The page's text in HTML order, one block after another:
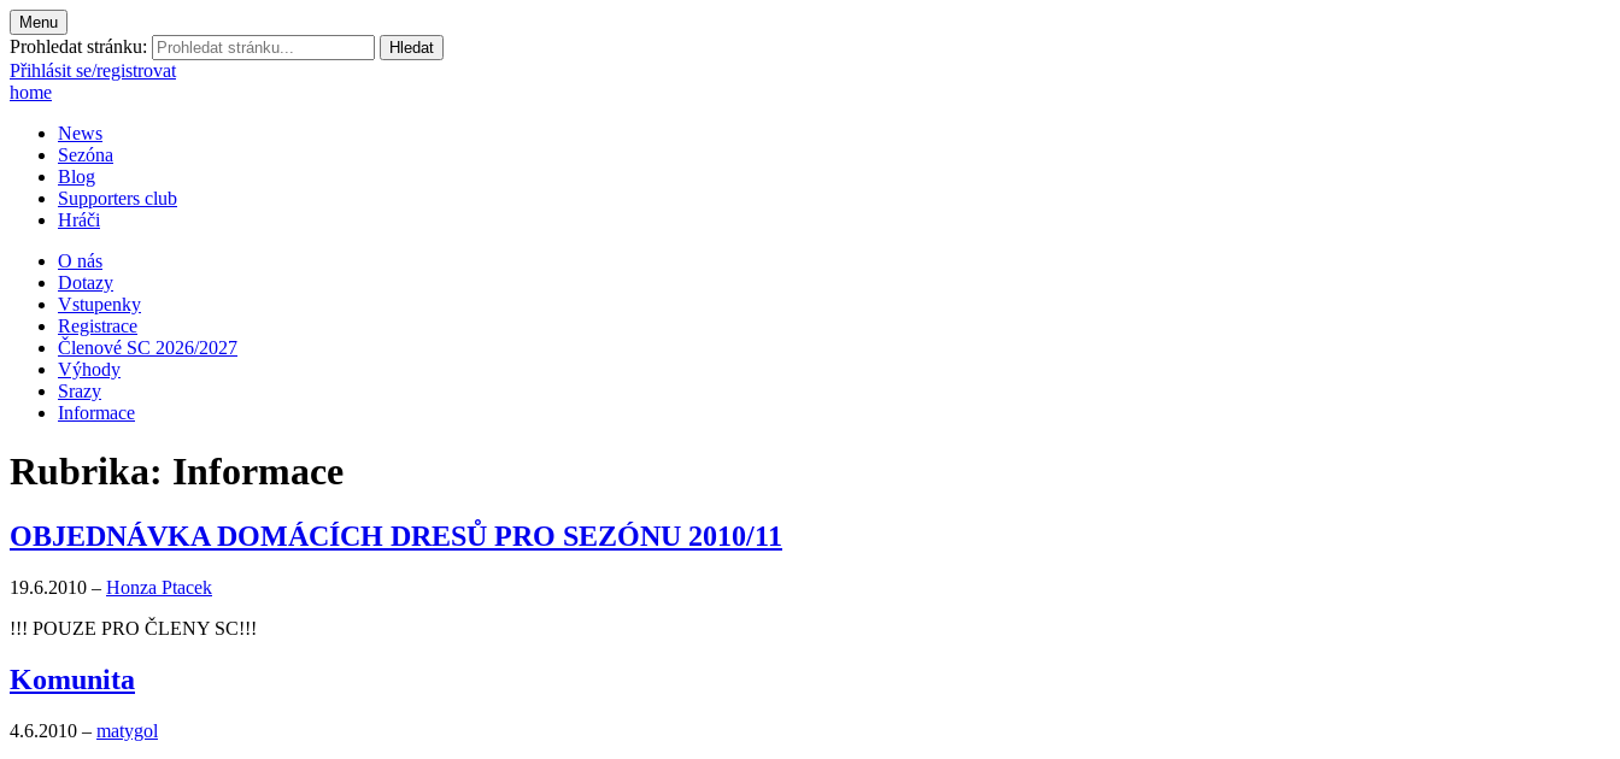
Menu
Prohledat stránku:
Přihlásit se/registrovat
home
News
Sezóna
Blog
Supporters club
Hráči
O nás
Dotazy
Vstupenky
Registrace
Členové SC 2026/2027
Výhody
Srazy
Informace
Rubrika: Informace
OBJEDNÁVKA DOMÁCÍCH DRESŮ PRO SEZÓNU 2010/11
19.6.2010 – Honza Ptacek
!!! POUZE PRO ČLENY SC!!!
Komunita
4.6.2010 – matygol